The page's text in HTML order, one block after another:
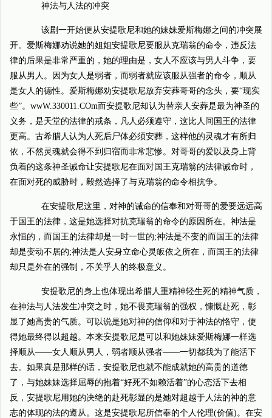
神法与人法的冲突
该剧一开始便从安提歌尼和她的妹妹爱斯梅娜之间的冲突展
开。爱斯梅娜劝说她的姐姐安提歌尼要服从克瑞翁的命令，违反法
律的后果是非常严重的，她的理由是，女人不应该与男人斗争，要
服从男人。因为女人是弱者，而弱者就应该服从强者的命令，顺从
是女人的德性。爱斯梅娜劝安提歌尼放弃安葬哥哥的念头，要“现实
些”。wwW.330011.COm而安提歌尼却认为替亲人安葬是最为神圣的
义务，是天堂的法律的戒条，凡人必须遵守，这比人间国王的法律
更高。古希腊人认为人死后尸体必须安葬，这样他的灵魂才有所归
依，不然灵魂就会得不到归宿而非常悲惨。对哥哥的爱以及身上背
负着的这条神圣诫命让安提歌尼在面对国王克瑞翁的法律诫命时，
在面对死的威胁时，毅然选择了与克瑞翁的命令相抗争。
在安提歌尼这里，对神的诫命的信奉和对哥哥的爱要远远高
于国王的法律，这是她选择对抗克瑞翁的命令的原因所在。神法是
永恒的，而国王的法律却是一时一世的;神法是不变的而国王的法律
却是变动不居的;神法是人安身立命心灵皈依之所在，而国王的法律
却只是外在的强制，不关乎人的终极意义。
安提歌尼的身上也体现出希腊人重精神轻生死的精神气质，
在神法与人法发生冲突之时，她不畏克瑞翁的强权，慷慨赴死，彰
显了她高贵的气质。可以说是她对神的信仰和对于神法的恪守，使
得她最终得以超越。本来安提歌尼是可以和她妹妹爱斯梅娜一样选
择顺从——女人顺从男人，弱者顺从强者——一切都我为了能活下
去。如果真是那样的话，安提歌尼也就不能成就她的高贵的道德
了，与她妹妹选择屈辱的抱着“好死不如赖活着”的心态活下去相
反，安提歌尼用她的决绝的赴死彰显的是她对超越于人法的神的意
志的体现的法的遵从。这是安提歌尼所信奉的个人伦理(价值)。在安